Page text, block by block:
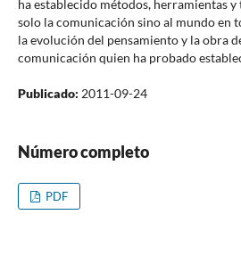
ha establecido métodos, herramientas
solo la comunicación sino al mundo en
la evolución del pensamiento y la obra
comunicación quien ha probado
Publicado: 2011-09-24
Número completo
PDF